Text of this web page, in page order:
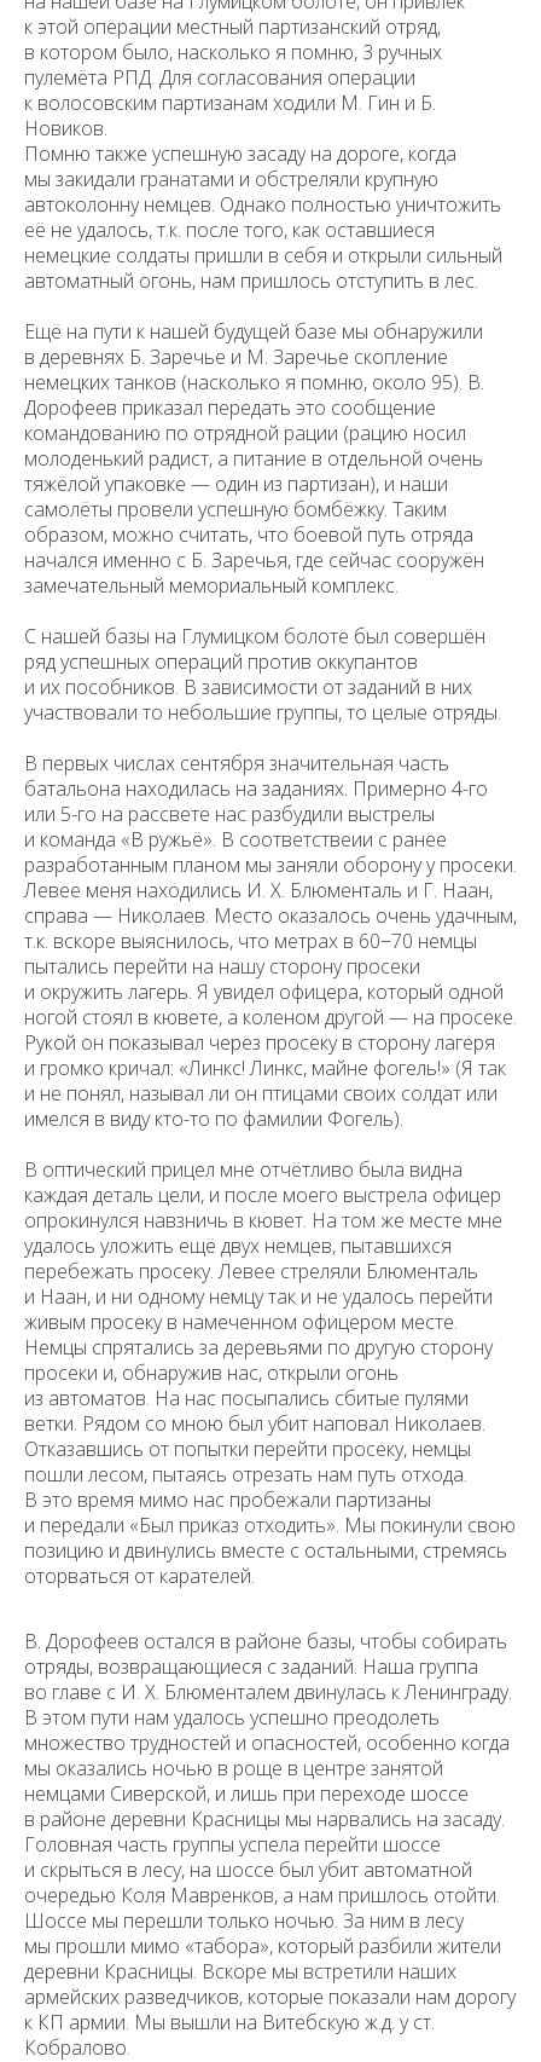
к этой операции местный партизанский отряд,
в котором было, насколько я помню, 3 ручных
пулемёта РПД. Для согласования операции
к волосовским партизанам ходили М. Гин и Б.
Новиков.
Помню также успешную засаду на дороге, когда
мы закидали гранатами и обстреляли крупную
автоколонну немцев. Однако полностью уничтожить
её не удалось, т.к. после того, как оставшиеся
немецкие солдаты пришли в себя и открыли сильный
автоматный огонь, нам пришлось отступить в лес.
Ещё на пути к нашей будущей базе мы обнаружили
в деревнях Б. Заречье и М. Заречье скопление
немецких танков (насколько я помню, около 95). В.
Дорофеев приказал передать это сообщение
командованию по отрядной рации (рацию носил
молоденький радист, а питание в отдельной очень
тяжёлой упаковке — один из партизан), и наши
самолёты провели успешную бомбёжку. Таким
образом, можно считать, что боевой путь отряда
начался именно с Б. Заречья, где сейчас сооружён
замечательный мемориальный комплекс.
С нашей базы на Глумицком болоте был совершён
ряд успешных операций против оккупантов
и их пособников. В зависимости от заданий в них
участвовали то небольшие группы, то целые отряды.
В первых числах сентября значительная часть
батальона находилась на заданиях. Примерно 4-го
или 5-го на рассвете нас разбудили выстрелы
и команда «В ружьё». В соответствеии с ранее
разработанным планом мы заняли оборону у просеки.
Левее меня находились И. Х. Блюменталь и Г. Наан,
справа — Николаев. Место оказалось очень удачным,
т.к. вскоре выяснилось, что метрах в 60−70 немцы
пытались перейти на нашу сторону просеки
и окружить лагерь. Я увидел офицера, который одной
ногой стоял в кювете, а коленом другой — на просеке.
Рукой он показывал через просеку в сторону лагеря
и громко кричал: «Линкс! Линкс, майне фогель!» (Я так
и не понял, называл ли он птицами своих солдат или
имелся в виду кто-то по фамилии Фогель).
В оптический прицел мне отчётливо была видна
каждая деталь цели, и после моего выстрела офицер
опрокинулся навзничь в кювет. На том же месте мне
удалось уложить ещё двух немцев, пытавшихся
перебежать просеку. Левее стреляли Блюменталь
и Наан, и ни одному немцу так и не удалось перейти
живым просеку в намеченном офицером месте.
Немцы спрятались за деревьями по другую сторону
просеки и, обнаружив нас, открыли огонь
из автоматов. На нас посыпались сбитые пулями
ветки. Рядом со мною был убит наповал Николаев.
Отказавшись от попытки перейти просеку, немцы
пошли лесом, пытаясь отрезать нам путь отхода.
В это время мимо нас пробежали партизаны
и передали «Был приказ отходить». Мы покинули свою
позицию и двинулись вместе с остальными, стремясь
оторваться от карателей.
В. Дорофеев остался в районе базы, чтобы собирать
отряды, возвращающиеся с заданий. Наша группа
во главе с И. Х. Блюменталем двинулась к Ленинграду.
В этом пути нам удалось успешно преодолеть
множество трудностей и опасностей, особенно когда
мы оказались ночью в роще в центре занятой
немцами Сиверской, и лишь при переходе шоссе
в районе деревни Красницы мы нарвались на засаду.
Головная часть группы успела перейти шоссе
и скрыться в лесу, на шоссе был убит автоматной
очередью Коля Мавренков, а нам пришлось отойти.
Шоссе мы перешли только ночью. За ним в лесу
мы прошли мимо «табора», который разбили жители
деревни Красницы. Вскоре мы встретили наших
армейских разведчиков, которые показали нам дорогу
к КП армии. Мы вышли на Витебскую ж.д. у ст.
Кобралово.